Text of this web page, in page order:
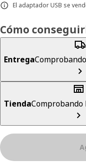
El adaptador USB se
Cómo
Entrega
TiendaComprobando